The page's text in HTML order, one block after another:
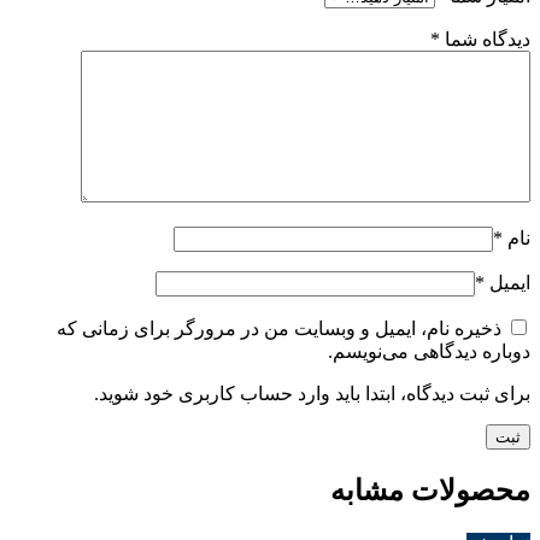
دیدگاه شما *
نام *
ایمیل *
ذخیره نام، ایمیل و وبسایت من در مرورگر برای زمانی که
دوباره دیدگاهی می‌نویسم.
برای ثبت دیدگاه، ابتدا باید وارد حساب کاربری خود شوید.
محصولات مشابه